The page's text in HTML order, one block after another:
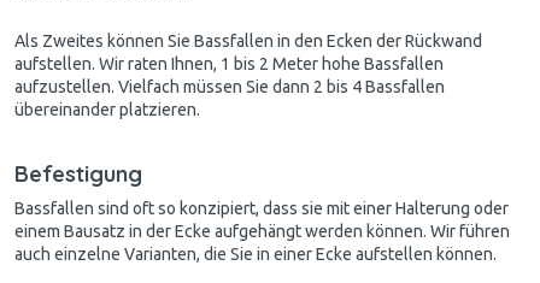
Als Zweites können Sie Bassfallen in den Ecken der Rückwand
aufstellen. Wir raten Ihnen, 1 bis 2 Meter hohe Bassfallen
aufzustellen. Vielfach müssen Sie dann 2 bis 4 Bassfallen
übereinander platzieren.
Befestigung
Bassfallen sind oft so konzipiert, dass sie mit einer Halterung oder
einem Bausatz in der Ecke aufgehängt werden können. Wir führen
auch einzelne Varianten, die Sie in einer Ecke aufstellen können.